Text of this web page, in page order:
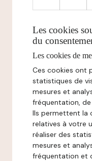
Les cookies
du
Les cookies de
Ces cookies ont
statistiques de
mesures et
fréquentation,
Ils permettent la
relatives à votre
réaliser des
mesures et
fréquentation et